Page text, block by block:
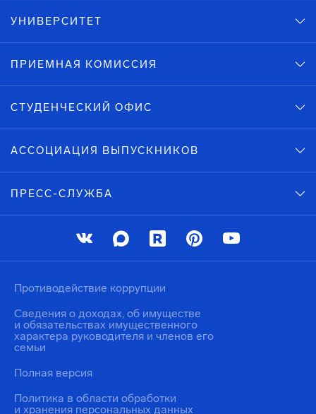
УНИВЕРСИТЕТ
ПРИЕМНАЯ КОМИССИЯ
СТУДЕНЧЕСКИЙ ОФИС
АССОЦИАЦИЯ ВЫПУСКНИКОВ
ПРЕСС-СЛУЖБА
Политика в области обработки
и хранения персональных данных
Противодействие коррупции
Сведения о доходах, об имуществе
и обязательствах имущественного
характера руководителя и членов его
семьи
Полная версия